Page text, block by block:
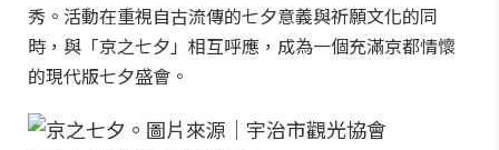
秀。活動在重視自古流傳的七夕意義與祈願文化的同
時，與「京之七夕」相互呼應，成為一個充滿京都情懷
的現代版七夕盛會。